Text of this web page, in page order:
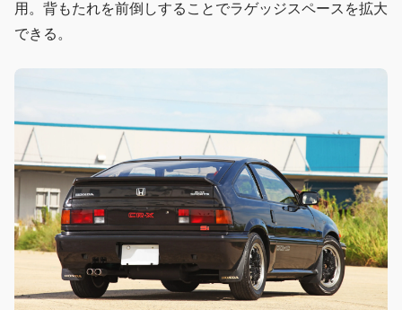
用。背もたれを前倒しすることでラゲッジスペースを拡大
できる。